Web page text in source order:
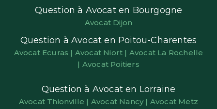
Question à Avocat en Bourgogne
Avocat Dijon
Question à Avocat en Poitou-Charentes
Avocat Ecuras | Avocat Niort | Avocat La Rochelle
| Avocat Poitiers
Question à Avocat en Lorraine
Avocat Thionville | Avocat Nancy | Avocat Metz